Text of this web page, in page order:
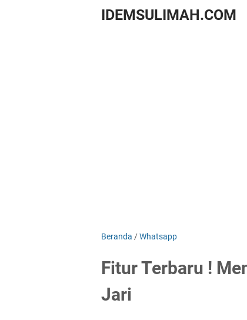
IDEMSULIMAH.COM
Beranda /Whatsapp
Fitur Terbaru !
Jari